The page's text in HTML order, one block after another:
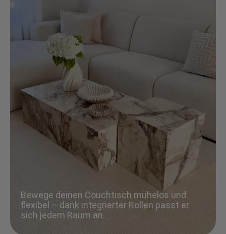
Bewege deinen Couchtisch mühelos und
flexibel – dank integrierter Rollen passt er
sich jedem Raum an.